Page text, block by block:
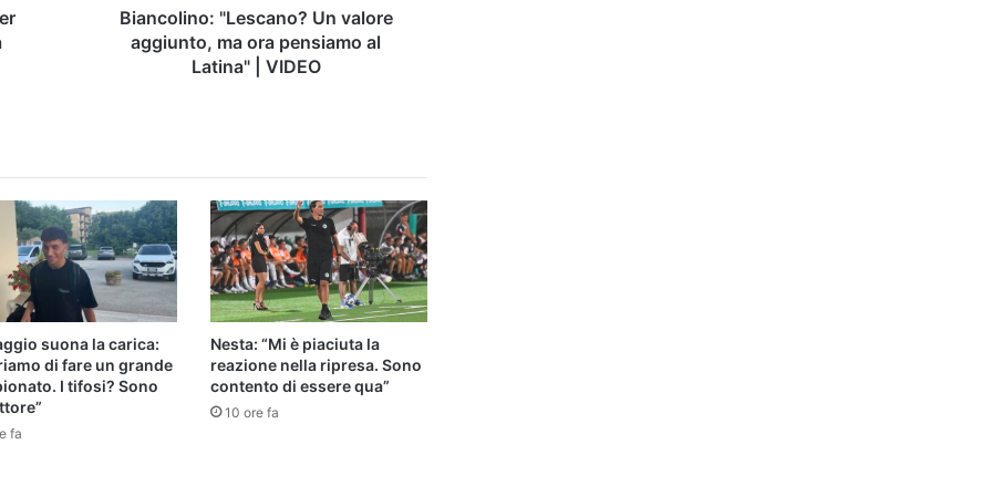
Latina"Biancolino: "Lescano? Un valore
aggiunto, ma ora pensiamo al
Latina" | VIDEO
suona la carica:
di fare un grande
I tifosi? Sono
fa
Nesta: “Mi è piaciuta la
reazione nella ripresa. Sono
contento di essere qua”
10 ore fa